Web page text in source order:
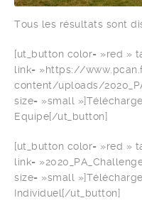
Tous les résultats sont
[ut_button color= »red »
link= »https://
content/uploads/
size= »small
Equipe[/ut_button]
[ut_button color= »red »
link=
size= »small
Individuel[/ut_button]